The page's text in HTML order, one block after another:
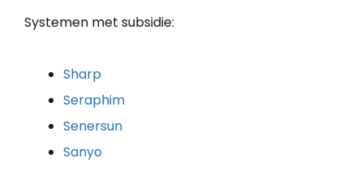
Systemen met subsidie:
Sharp
Seraphim
Senersun
Sanyo